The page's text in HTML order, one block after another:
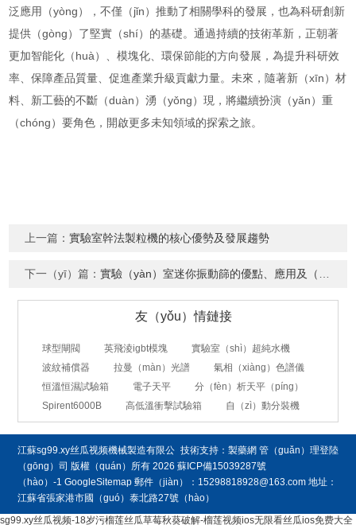
泛應用（yòng），不僅（jǐn）推動了相關學科的發展，也為科研創新
提供（gòng）了堅實（shí）的基礎。通過持續的技術革新，正朝著
更加智能化（huà）、模塊化、環保節能的方向發展，為提升科研效
率、保障產品質量、促進產業升級貢獻力量。未來，隨著新（xīn）材
料、新工藝的不斷（duàn）湧（yǒng）現，將繼續扮演（yǎn）重
（chóng）要角色，開啟更多未知領域的探索之旅。
上一篇：實驗室幹法製粒機的核心優勢及發展趨勢
下一（yī）篇：實驗（yàn）室迷你振動篩的優點‌、應用及（jí）發展（zhǎn）趨勢（shì）
友（yǒu）情鏈接
球型閘閥 英飛淩igbt模塊
實驗室（shì）超純水機
波紋補償器
拉曼（màn）光譜
氣相（xiàng）色譜儀
恒溫恒濕試驗箱
電子天平
分（fèn）析天平（píng）
Spirent6000B
高低溫衝擊試驗箱 自（zì）動分裝機
技術支持： 製藥網 管（guǎn）理登陸
江蘇sg99.xy丝瓜视频機械製造有限公
（gōng）司 版權（quán）所有 2026蘇ICP備15039287號
（hào）-1 GoogleSitemap 郵件（jiàn）：15298818928@163.com 地址：
江蘇省張家港市國（guó）泰北路27號（hào）
sg99.xy丝瓜视频-18岁污榴莲丝瓜草莓秋葵破解-榴莲视频ios无限看丝瓜ios免费大全